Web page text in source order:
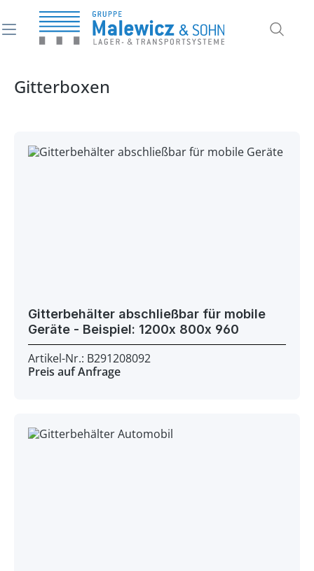
springen
Gitterboxen
Gitterbehälter abschließbar für mobile
Geräte - Beispiel: 1200x 800x 960
Artikel-Nr.: B291208092
Preis auf Anfrage